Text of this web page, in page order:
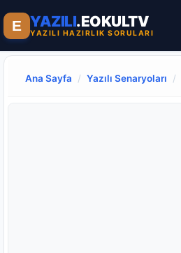
E YAZILI.EOKULTV
YAZILI HAZIRLIK SORULARI
Ana Sayfa / Yazılı Senaryoları /